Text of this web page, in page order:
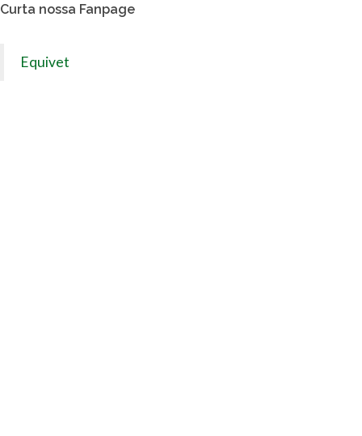
Curta nossa Fanpage
Equivet